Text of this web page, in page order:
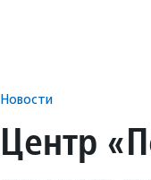
Новости
Центр